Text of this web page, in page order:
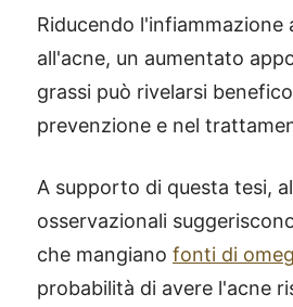
Riducendo l'infiammazione
all'acne, un aumentato
grassi può rivelarsi
prevenzione e nel
A supporto di questa tesi,
osservazionali
che mangiano fonti di
probabilità di avere l'acne